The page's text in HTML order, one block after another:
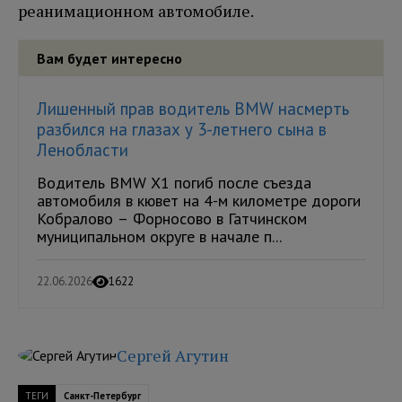
реанимационном автомобиле.
Вам будет интересно
Лишенный прав водитель BMW насмерть
разбился на глазах у 3-летнего сына в
Ленобласти
Водитель BMW X1 погиб после съезда
автомобиля в кювет на 4-м километре дороги
Кобралово – Форносово в Гатчинском
муниципальном округе в начале п...
22.06.2026 1622
Сергей Агутин
ТЕГИ Санкт-Петербург